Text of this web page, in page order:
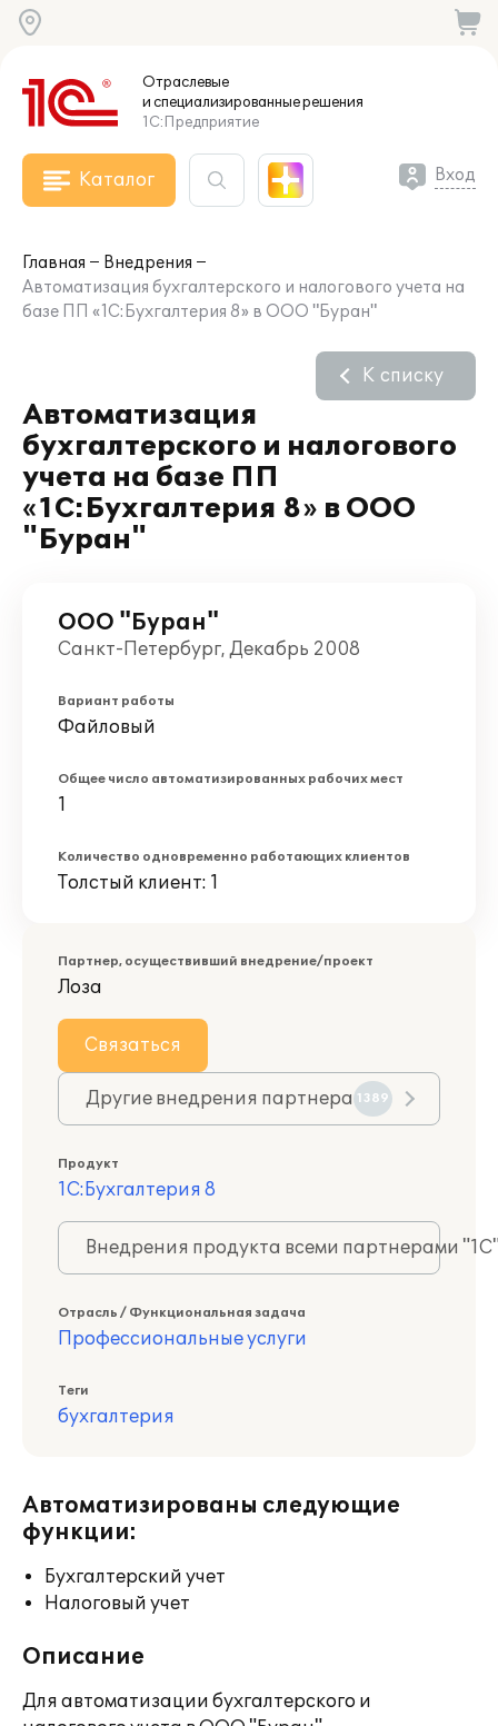
Отраслевые
и специализированныерешения
1С:Предприятие
Каталог Вход
Главная
Внедрения
Автоматизация бухгалтерского и налогового учета на
базе ПП «1С:Бухгалтерия 8» в ООО "Буран"
Автоматизация
бухгалтерского и налогового
учета на базе ПП
«1С:Бухгалтерия 8» в ООО
"Буран"
К списку
ООО "Буран"
Санкт-Петербург, Декабрь 2008
Вариант работы
Файловый
Общее число автоматизированных рабочих мест
1
Количество одновременно работающих клиентов
Толстый клиент: 1
Партнер, осуществивший внедрение/проект
Лоза
Связаться
Другие внедрения партнера 1389
Продукт
1С:Бухгалтерия 8
Внедрения продукта всеми партнерами
Отрасль / Функциональная задача
Профессиональные услуги
Теги
бухгалтерия
Автоматизированы следующие
функции:
Бухгалтерский учет
Налоговый учет
Описание
Для автоматизации бухгалтерского и